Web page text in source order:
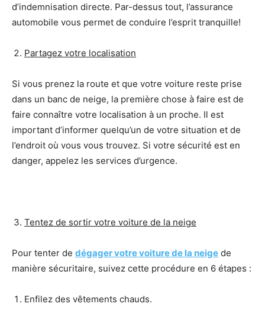
d’indemnisation directe. Par-dessus tout, l’assurance
automobile vous permet de conduire l’esprit tranquille!
Partagez votre localisation
Si vous prenez la route et que votre voiture reste prise
dans un banc de neige, la première chose à faire est de
faire connaître votre localisation à un proche. Il est
important d’informer quelqu’un de votre situation et de
l’endroit où vous vous trouvez. Si votre sécurité est en
danger, appelez les services d’urgence.
Tentez de sortir votre voiture de la neige
Pour tenter de dégager votre voiture de la neige de
manière sécuritaire, suivez cette procédure en 6 étapes :
Enfilez des vêtements chauds.